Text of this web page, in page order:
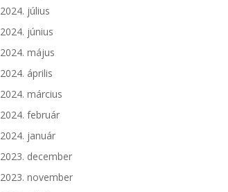
2024. július
2024. június
2024. május
2024. április
2024. március
2024. február
2024. január
2023. december
2023. november